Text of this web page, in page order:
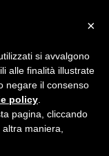
AL
×
si avvalgono
alle finalità illustrate
negare il consenso
policy
pagina, cliccando
maniera,